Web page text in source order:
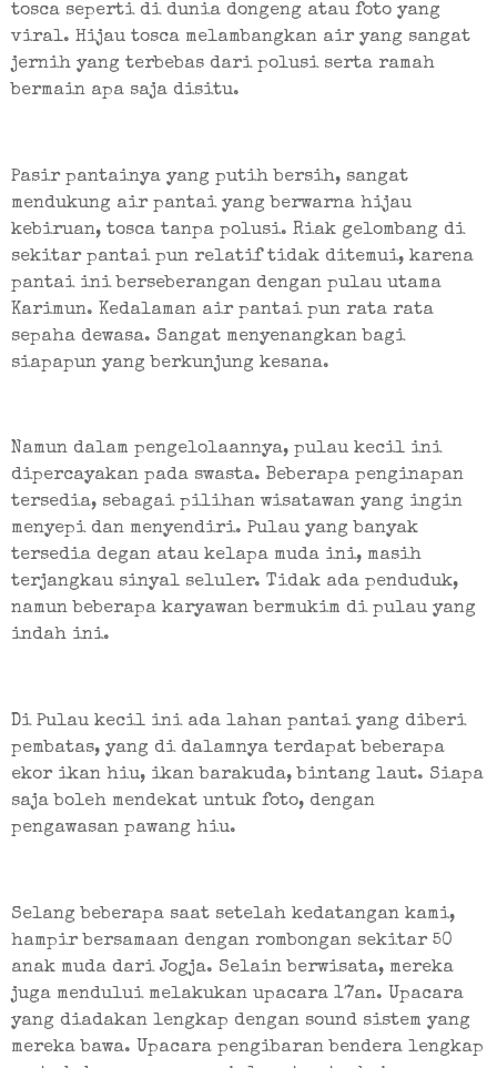
tosca seperti di dunia dongeng atau foto yang
viral. Hijau tosca melambangkan air yang sangat
jernih yang terbebas dari polusi serta ramah
bermain apa saja disitu.
Pasir pantainya yang putih bersih, sangat
mendukung air pantai yang berwarna hijau
kebiruan, tosca tanpa polusi. Riak gelombang di
sekitar pantai pun relatif tidak ditemui, karena
pantai ini berseberangan dengan pulau utama
Karimun. Kedalaman air pantai pun rata rata
sepaha dewasa. Sangat menyenangkan bagi
siapapun yang berkunjung kesana.
Namun dalam pengelolaannya, pulau kecil ini
dipercayakan pada swasta. Beberapa penginapan
tersedia, sebagai pilihan wisatawan yang ingin
menyepi dan menyendiri. Pulau yang banyak
tersedia degan atau kelapa muda ini, masih
terjangkau sinyal seluler. Tidak ada penduduk,
namun beberapa karyawan bermukim di pulau yang
indah ini.
Di Pulau kecil ini ada lahan pantai yang diberi
pembatas, yang di dalamnya terdapat beberapa
ekor ikan hiu, ikan barakuda, bintang laut. Siapa
saja boleh mendekat untuk foto, dengan
pengawasan pawang hiu.
Selang beberapa saat setelah kedatangan kami,
hampir bersamaan dengan rombongan sekitar 50
anak muda dari Jogja. Selain berwisata, mereka
juga mendului melakukan upacara 17an. Upacara
yang diadakan lengkap dengan sound sistem yang
mereka bawa. Upacara pengibaran bendera lengkap